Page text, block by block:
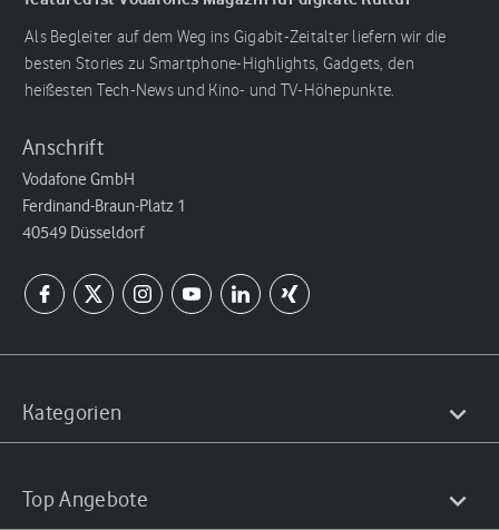
Als Begleiter auf dem Weg ins Gigabit-Zeitalter liefern wir die
besten Stories zu Smartphone-Highlights, Gadgets, den
heißesten Tech-News und Kino- und TV-Höhepunkte.
Anschrift
Vodafone GmbH
Ferdinand-Braun-Platz 1
40549 Düsseldorf
Kategorien
Top Angebote